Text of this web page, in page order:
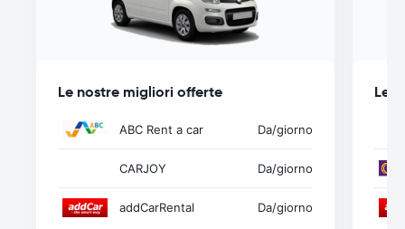
Le nostre migliori offerte
ABC Rent a car Da/giorno
CARJOY Da/giorno
addCarRental Da/giorno
Le